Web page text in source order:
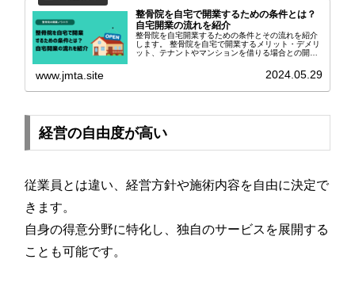
整骨院を自宅で開業するための条件とは？
自宅開業の流れを紹介
整骨院を自宅開業するための条件とその流れを紹介
します。 整骨院を自宅で開業するメリット・デメリ
ット、テナントやマンションを借りる場合との開業
www.jmta.site 2024.05.29
経営の自由度が高い
従業員とは違い、経営方針や施術内容を自由に決定で
きます。
自身の得意分野に特化し、独自のサービスを展開する
ことも可能です。